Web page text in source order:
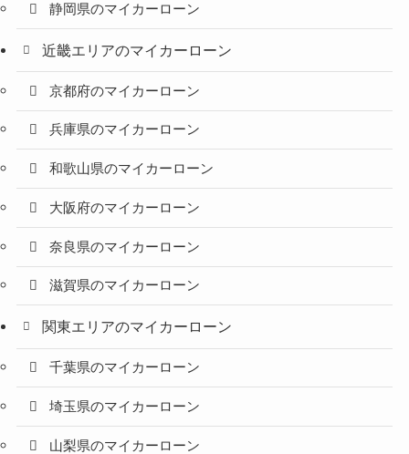
静岡県のマイカーローン
近畿エリアのマイカーローン
京都府のマイカーローン
兵庫県のマイカーローン
和歌山県のマイカーローン
大阪府のマイカーローン
奈良県のマイカーローン
滋賀県のマイカーローン
関東エリアのマイカーローン
千葉県のマイカーローン
埼玉県のマイカーローン
山梨県のマイカーローン